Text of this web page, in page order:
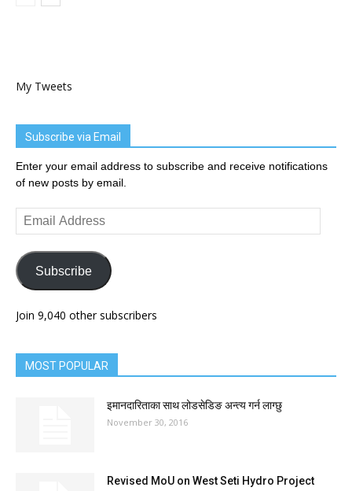
My Tweets
Subscribe via Email
Enter your email address to subscribe and receive notifications
of new posts by email.
Email
Address
Subscribe
Join 9,040 other subscribers
MOST POPULAR
इमानदारिताका साथ लोडसेडिङ अन्त्य गर्न लाग्छु
November 30, 2016
Revised MoU on West Seti Hydro Project